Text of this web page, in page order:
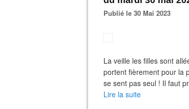
Publié le 30 Mai 2023
La veille les filles sont
portent fièrement pour la
se sent pas seul ! Il faut
Lire la suite